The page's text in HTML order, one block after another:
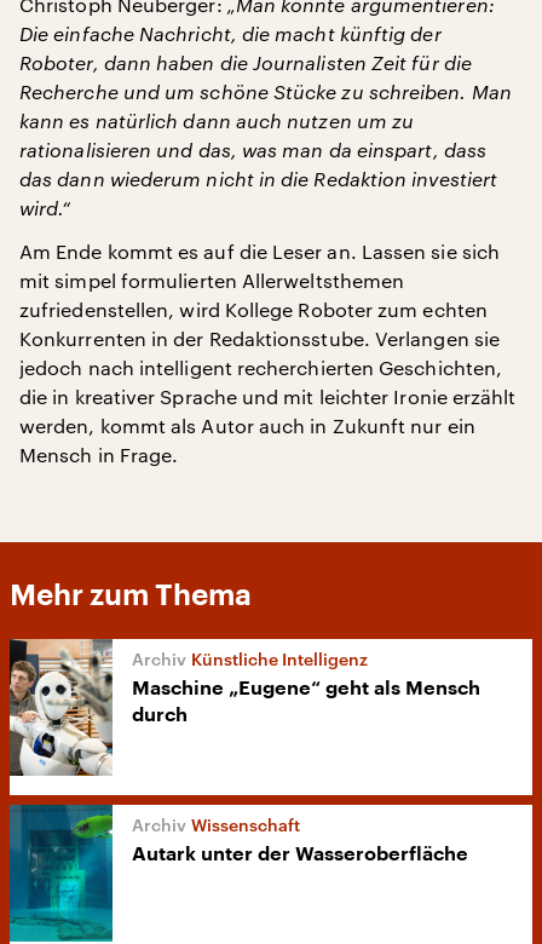
Die einfache Nachricht, die macht künftig der
Roboter, dann haben die Journalisten Zeit für die
Recherche und um schöne Stücke zu schreiben. Man
kann es natürlich dann auch nutzen um zu
rationalisieren und das, was man da einspart, dass
das dann wiederum nicht in die Redaktion investiert
wird.“
Am Ende kommt es auf die Leser an. Lassen sie sich
mit simpel formulierten Allerweltsthemen
zufriedenstellen, wird Kollege Roboter zum echten
Konkurrenten in der Redaktionsstube. Verlangen sie
jedoch nach intelligent recherchierten Geschichten,
die in kreativer Sprache und mit leichter Ironie erzählt
werden, kommt als Autor auch in Zukunft nur ein
Mensch in Frage.
Mehr zum Thema
Künstliche Intelligenz
Maschine „Eugene“ geht als Mensch
durch
Wissenschaft
Autark unter der Wasseroberfläche